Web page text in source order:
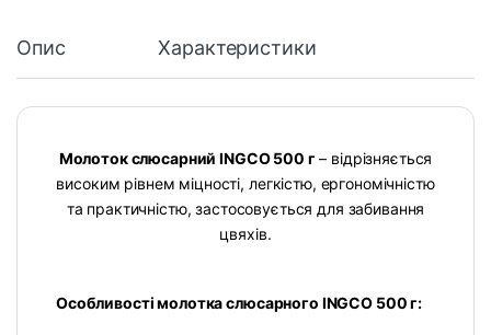
Опис Характеристики
Молоток слюсарний INGCO 500 г – відрізняється
високим рівнем міцності, легкістю, ергономічністю
та практичністю, застосовується для забивання
цвяхів.
Особливості молотка слюсарного INGCO 500 г: